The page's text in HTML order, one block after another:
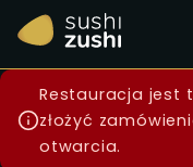
Menu —
Restauracja jest
złożyć
otwarcia.